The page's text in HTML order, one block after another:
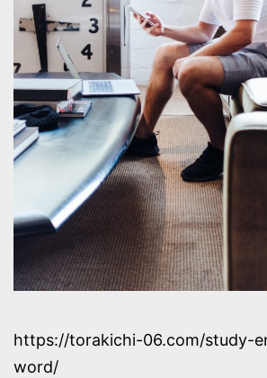
https://torakichi-06.com/study-
word/